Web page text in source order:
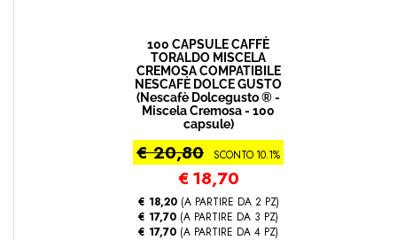
100 CAPSULE CAFFÈ
TORALDO MISCELA
CREMOSA COMPATIBILE
NESCAFÈ DOLCE GUSTO
(Nescafè Dolcegusto ® -
Miscela Cremosa - 100
capsule)
€ 20,80 SCONTO 10.1%
€ 18,70
€ 18,20(A PARTIRE DA 2 PZ)
€ 17,70 (A PARTIRE DA 3 PZ)
€ 17,70 (A PARTIRE DA 4 PZ)